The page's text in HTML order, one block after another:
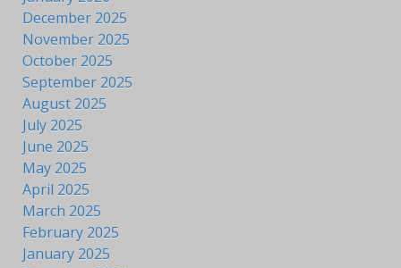
December 2025
November 2025
October 2025
September 2025
August 2025
July 2025
June 2025
May 2025
April 2025
March 2025
February 2025
January 2025